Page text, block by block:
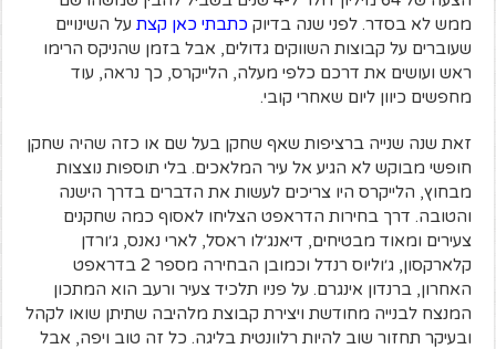
ממש לא בסדר. לפני שנה בדיוק כתבתי כאן קצת על השינויים
שעוברים על קבוצות השווקים גדולים, אבל בזמן שהניקס הרימו
ראש ועושים את דרכם כלפי מעלה, הלייקרס, כך נראה, עוד
מחפשים כיוון ליום שאחרי קובי.
זאת שנה שנייה ברציפות שאף שחקן בעל שם או כזה שהיה שחקן
חופשי מבוקש לא הגיע אל עיר המלאכים. בלי תוספות נוצצות
מבחוץ, הלייקרס היו צריכים לעשות את הדברים בדרך הישנה
והטובה. דרך בחירות הדראפט הצליחו לאסוף כמה שחקנים
צעירים ומאוד מבטיחים, דיאנג׳לו ראסל, לארי נאנס, ג׳ורדן
קלארקסון, ג׳וליוס רנדל וכמובן הבחירה מספר 2 בדראפט
האחרון, ברנדון אינגרם. על פניו תלכיד צעיר ורעב הוא המתכון
המנצח לבנייה מחודשת ויצירת קבוצת מלהיבה שתיתן שואו לקהל
ובעיקר תחזור שוב להיות רלוונטית בליגה. כל זה טוב ויפה, אבל